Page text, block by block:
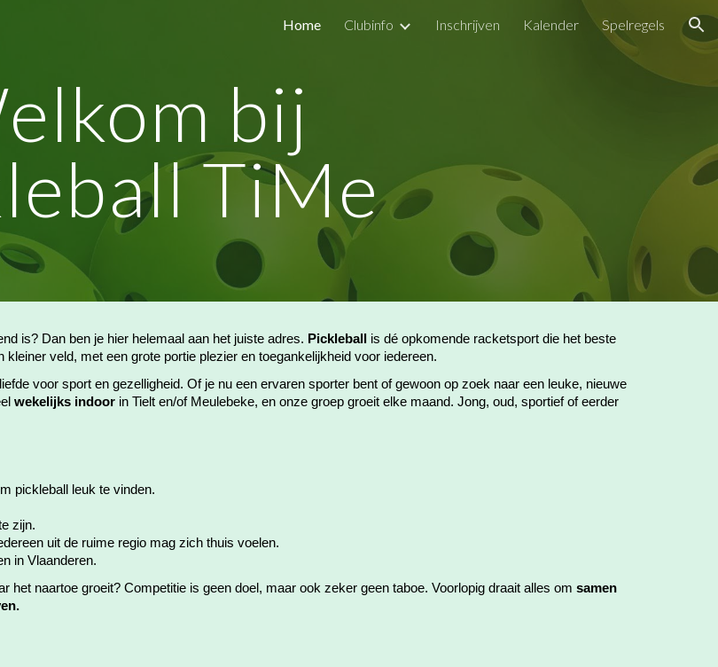
Skip to navigation
Home Clubinfo Inschrijven Kalender Spelregels
bij
TiMe
is? Dan ben je hier helemaal aan het juiste adres. Pickleball
is dé opkomende racketsport die het beste
veld, met een grote portie plezier en toegankelijkheid voor iedereen.
voor sport en gezelligheid. Of je nu een ervaren sporter bent of gewoon op zoek naar een leuke, nieuwe
wekelijks indoorin Tielt en/of Meulebeke, en onze groep groeit elke maand. Jong, oud, sportief of eerder
pickleball leuk te vinden.
zijn.
uit de ruime regio mag zich thuis voelen.
in Vlaanderen.
naartoe groeit? Competitie is geen doel, maar ook zeker geen taboe. Voorlopig draait alles om samen